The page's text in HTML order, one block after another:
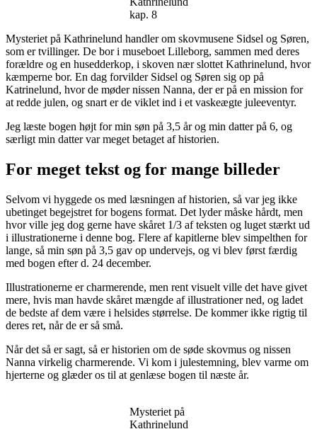
kap. 8
Mysteriet på Kathrinelund handler om skovmusene Sidsel og Søren,
som er tvillinger. De bor i museboet Lilleborg, sammen med deres
forældre og en husedderkop, i skoven nær slottet Kathrinelund, hvor
kæmperne bor. En dag forvilder Sidsel og Søren sig op på
Katrinelund, hvor de møder nissen Nanna, der er på en mission for
at redde julen, og snart er de viklet ind i et vaskeægte juleeventyr.
Jeg læste bogen højt for min søn på 3,5 år og min datter på 6, og
særligt min datter var meget betaget af historien.
For meget tekst og for mange billeder
Selvom vi hyggede os med læsningen af historien, så var jeg ikke
ubetinget begejstret for bogens format. Det lyder måske hårdt, men
hvor ville jeg dog gerne have skåret 1/3 af teksten og luget stærkt ud
i illustrationerne i denne bog. Flere af kapitlerne blev simpelthen for
lange, så min søn på 3,5 gav op undervejs, og vi blev først færdig
med bogen efter d. 24 december.
Illustrationerne er charmerende, men rent visuelt ville det have givet
mere, hvis man havde skåret mængde af illustrationer ned, og ladet
de bedste af dem være i helsides størrelse. De kommer ikke rigtig til
deres ret, når de er så små.
Når det så er sagt, så er historien om de søde skovmus og nissen
Nanna virkelig charmerende. Vi kom i julestemning, blev varme om
hjerterne og glæder os til at genlæse bogen til næste år.
Mysteriet på
Kathrinelund